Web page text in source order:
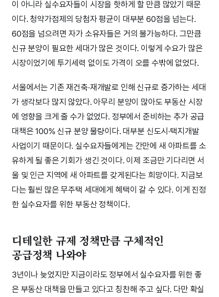
이 아니라 실수요자들이 시장을 핫하게 할 만큼 많았기 때문
이다. 청약가점제의 당첨자 평균이 대부분 60점을 넘는다.
60점을 넘으려면 자가 소유자들은 거의 불가능하다. 그만큼
신규 분양이 필요한 세대가 많은 것이다. 이렇게 수요가 많은
시장이었기에 투기세력 없이도 가격이 오를 수밖에 없었다.
서울에서는 기존 재건축·재개발로 인해 신규로 증가하는 세대
가 생각보다 많지 않았다. 아무리 분양이 많아도 부동산 시장
에 영향을 크게 줄 수가 없었다. 정부에서 준비하는 추가 공급
대책은 100% 신규 분양 물량이다. 대부분 신도시·택지개발
사업이기 때문이다. 실수요자들에게는 간만에 새 아파트를 소
유하게 될 좋은 기회가 생긴 것이다. 이제 조금만 기다리면 서
울 및 인근 지역에 새 아파트를 갖게된다는 희망이다. 지금보
다는 훨씬 많은 무주택 세대에게 혜택이 갈 수 있다. 이게 진정
한 실수요자를 위한 부동산 정책이다.
디테일한 규제 정책만큼 구체적인
공급정책 나와야
3년이나 늦었지만 지금이라도 정부에서 실수요자를 위한 좋
은 부동산 대책을 만들고 있다고 칭찬해 주고 싶다. 다만 확실